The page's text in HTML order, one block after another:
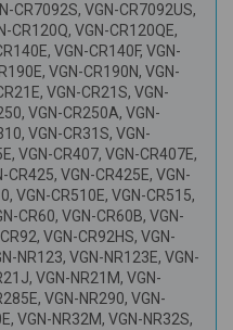
CR7092S, VGN-CR7092US,
CR120Q, VGN-CR120QE,
VGN-CR140F, VGN-
VGN-CR190N, VGN-
VGN-CR21S, VGN-
VGN-CR250A, VGN-
VGN-CR31S, VGN-
VGN-CR407, VGN-CR407E,
CR425, VGN-CR425E, VGN-
VGN-CR510E, VGN-CR515,
CR60, VGN-CR60B, VGN-
VGN-CR92HS, VGN-
NR123, VGN-NR123E, VGN-
VGN-NR21M, VGN-
VGN-NR290, VGN-
VGN-NR32M, VGN-NR32S,